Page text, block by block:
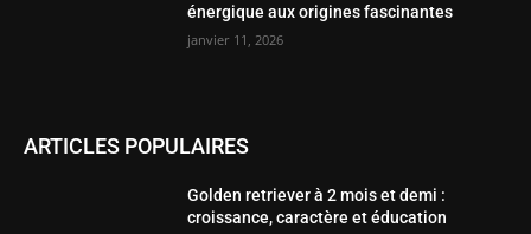
énergique aux origines fascinantes
janvier 11, 2026
ARTICLES POPULAIRES
Golden retriever à 2 mois et demi :
croissance, caractère et éducation